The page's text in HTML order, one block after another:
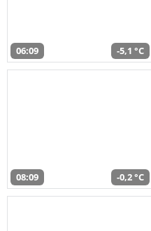
06:09 -5,1 °C
08:09 -0,2 °C